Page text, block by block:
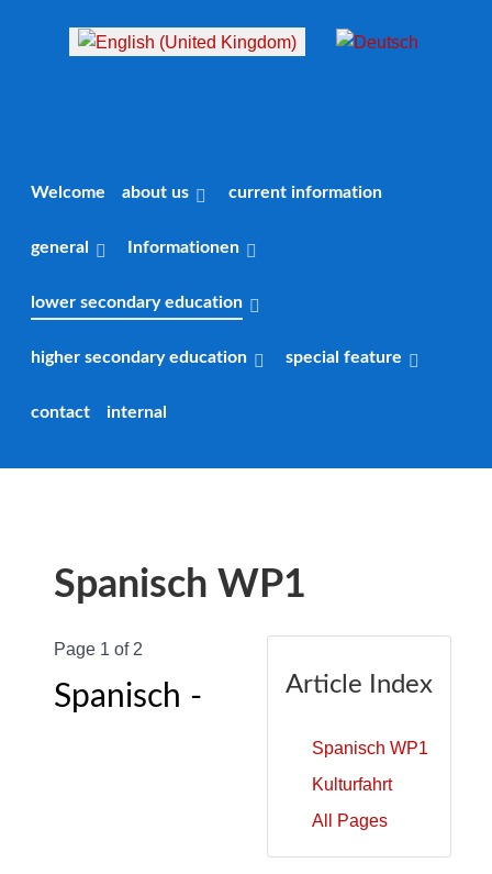
Select your language
Welcome about us current information
general Informationen
lower secondary education
higher secondary education special feature
contact internal
Spanisch WP1
Article Index
Spanisch WP1
Kulturfahrt
All Pages
Page 1 of 2
Spanisch -